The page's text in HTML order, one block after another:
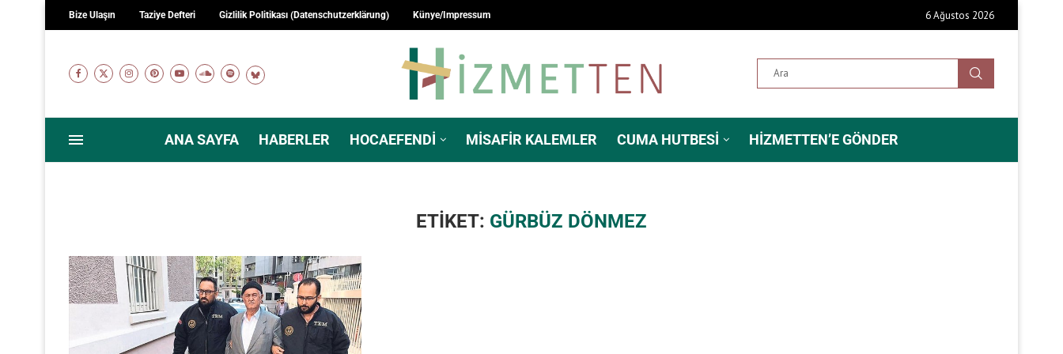
Bize Ulaşın Taziye Defteri Gizlilik Politikası (Datenschutzerklärung) Künye/Impressum 6 Ağustos 2026
ANA SAYFA HABERLER HOCAEFENDI MISAFIR KALEMLER CUMA HUTBESI HIZMETTEN’E GÖNDER
ETIKET: GÜRBÜZ DÖNMEZ